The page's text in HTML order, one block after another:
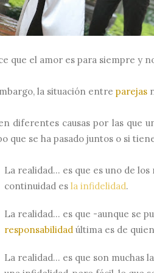
que el amor es para siempre y
la situación entre parejas
diferentes causas por las que
que se ha pasado juntos o si
La realidad… es que es uno de
continuidad es la infidelidad.
La realidad… es que -aunque se
responsabilidad última es de
La realidad… es que son muchas